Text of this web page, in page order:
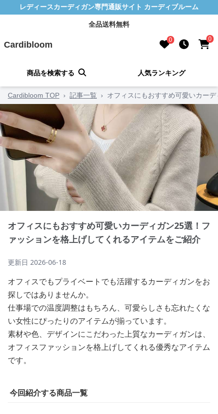
レディースカーディガン専門通販サイト カーディブルーム
全品送料無料
Cardibloom 0 0
商品を検索する 人気ランキング
Cardibloom TOP › 記事一覧 › オフィスにもおすすめ可愛いカー
オフィスにもおすすめ可愛いカーディガン25選！フ
ァッションを格上げしてくれるアイテムをご紹介
更新日 2026-06-18
オフィスでもプライベートでも活躍するカーディガンをお
探しではありませんか。
仕事場での温度調整はもちろん、可愛らしさも忘れたくな
い女性にぴったりのアイテムが揃っています。
素材や色、デザインにこだわった上質なカーディガンは、
オフィスファッションを格上げしてくれる優秀なアイテム
です。
今回紹介する商品一覧